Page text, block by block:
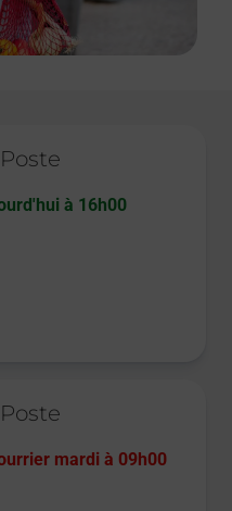
à 16h00
mardi à 09h00